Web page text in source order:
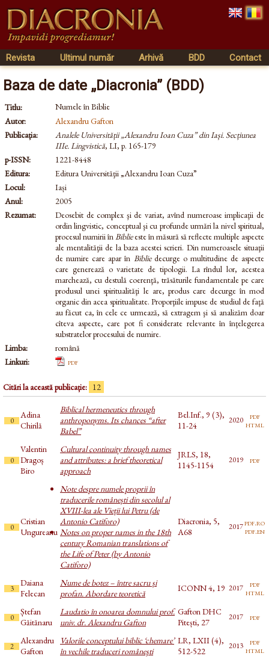
Revista Ultimul număr Arhivă BDD Contact
Baza de date „Diacronia” (BDD)
Titlu:
Numele în Biblie
Autor:
Alexandru Gafton
Publicația:
Analele Universității „Alexandru Ioan Cuza” din Iași. Secțiunea
IIIe. Lingvistică, LI, p. 165-179
p-ISSN:
1221-8448
Editura:
Editura Universităţii „Alexandru Ioan Cuza”
Locul:
Iași
Anul:
2005
Rezumat:
Deosebit de complex şi de variat, avînd numeroase implicaţii de
ordin lingvistic, conceptual şi cu profunde urmări la nivel spiritual,
procesul numirii înBiblieeste în măsură să reflecte multiple aspecte
ale mentalităţii de la baza acestei scrieri. Din numeroasele situaţii
de numire care apar în Bibliedecurge o multitudine de aspecte
care generează o varietate de tipologii. La rîndul lor, acestea
marchează, cu destulă coerenţă, trăsăturile fundamentale pe care
produsul unei spiritualităţi le are, produs care decurge în mod
organic din acea spiritualitate. Proporţiile impuse de studiul de faţă
au făcut ca, în cele ce urmează, să extragem şi să analizăm doar
cîteva aspecte, care pot fi considerate relevante în înţelegerea
substratelor procesului de numire.
Limba:
română
Linkuri:
pdf
Citări la această publicație: 12
0
Adina
Chirilă
Biblical hermeneutics through
anthroponyms. Its chances “after
Babel”
Bel.Inf., 9 (3),
11-24
2020 pdf
html
0
Valentin
Dragoș
Biro
Cultural continuity through names
and attributes: a brief theoretical
approach
JRLS, 18,
1145-1154
2019 pdf
0
Cristian
Ungureanu
Note despre numele proprii în
traducerile românești din secolul al
XVIII-lea ale Vieții lui Petru (de
Antonio Catiforo)
Notes on proper names in the 18th
century Romanian translations of
the Life of Peter (by Antonio
Catiforo)
Diacronia, 5,
A68
2017pdf.ro
pdf.en
3
Daiana
Felecan
Nume de botez – între sacru și
profan. Abordare teoretică
ICONN 4, 19 2017 pdf
html
0
Ștefan
Găitănaru
Laudatio în onoarea domnului prof.
univ. dr. Alexandru Gafton
Gafton DHC
Pitești, 27
2017 pdf
2
Alexandru
Gafton
Valorile conceptului biblic ‘chemare’
în vechile traduceri româneşti
LR, LXII (4),
512-522
2013 pdf
html